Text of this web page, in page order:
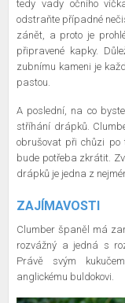
tedy vady očního
odstraňte případné
zánět, a proto je
připravené kapky.
zubnímu kameni je
pastou.
A poslední, na co
stříhání drápků.
obrušovat při chůzi po
bude potřeba zkrátit.
drápků je jedna z
ZAJÍMAVOSTI
Clumber španěl má
rozvážný a jedná s
Právě svým
anglickému buldokovi.